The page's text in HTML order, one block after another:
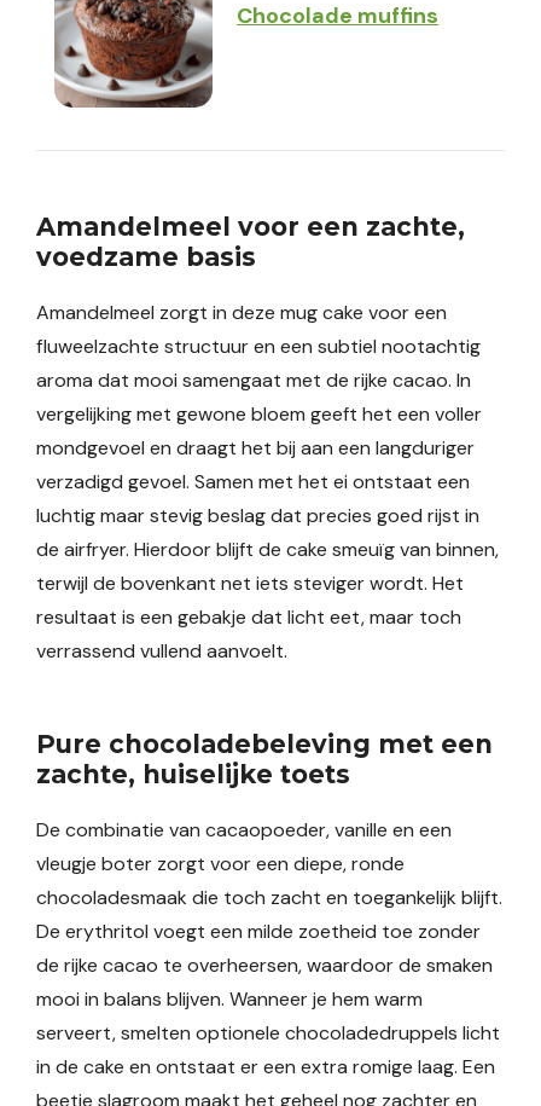
Chocolade muffins
Amandelmeel voor een zachte,
voedzame basis
Amandelmeel zorgt in deze mug cake voor een
fluweelzachte structuur en een subtiel nootachtig
aroma dat mooi samengaat met de rijke cacao. In
vergelijking met gewone bloem geeft het een voller
mondgevoel en draagt het bij aan een langduriger
verzadigd gevoel. Samen met het ei ontstaat een
luchtig maar stevig beslag dat precies goed rijst in
de airfryer. Hierdoor blijft de cake smeuïg van binnen,
terwijl de bovenkant net iets steviger wordt. Het
resultaat is een gebakje dat licht eet, maar toch
verrassend vullend aanvoelt.
Pure chocoladebeleving met een
zachte, huiselijke toets
De combinatie van cacaopoeder, vanille en een
vleugje boter zorgt voor een diepe, ronde
chocoladesmaak die toch zacht en toegankelijk blijft.
De erythritol voegt een milde zoetheid toe zonder
de rijke cacao te overheersen, waardoor de smaken
mooi in balans blijven. Wanneer je hem warm
serveert, smelten optionele chocoladedruppels licht
in de cake en ontstaat er een extra romige laag. Een
beetje slagroom maakt het geheel nog zachter en